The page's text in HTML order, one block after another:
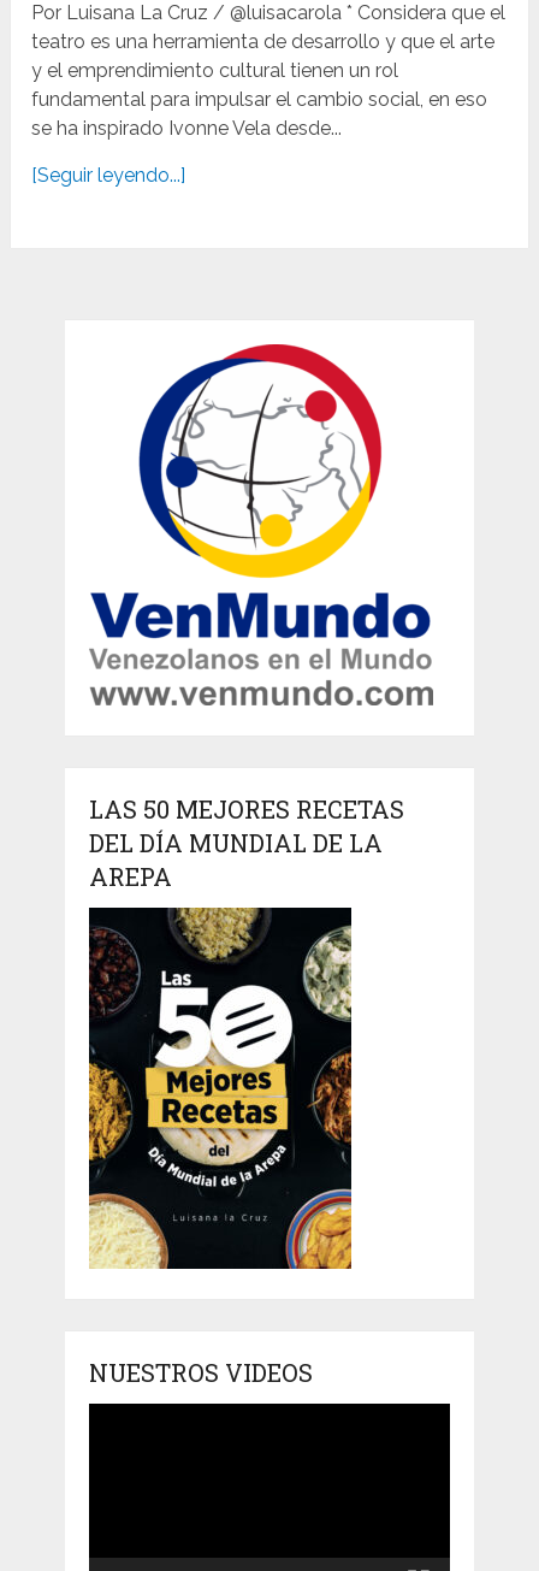
Por Luisana La Cruz / @luisacarola * Considera que el
teatro es una herramienta de desarrollo y que el arte
y el emprendimiento cultural tienen un rol
fundamental para impulsar el cambio social, en eso
se ha inspirado Ivonne Vela desde...
[Seguir leyendo...]
LAS 50 MEJORES RECETAS
DEL DÍA MUNDIAL DE LA
AREPA
NUESTROS VIDEOS